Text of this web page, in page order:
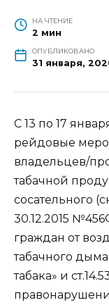
НА ЧТЕНИЕ
2 мин
ОПУБЛИКОВАНО
31 января,
С 13 по 17
рейдовые
владельцев/
табачной
сосательного
30.12.2015
граждан от
табачного
табака» и